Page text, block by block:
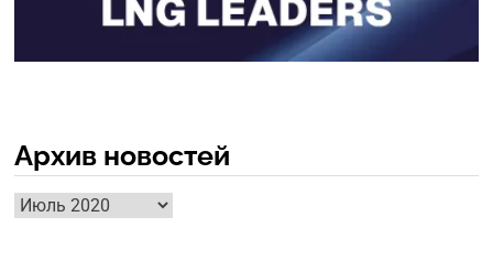
Архив новостей
Архив
новостей